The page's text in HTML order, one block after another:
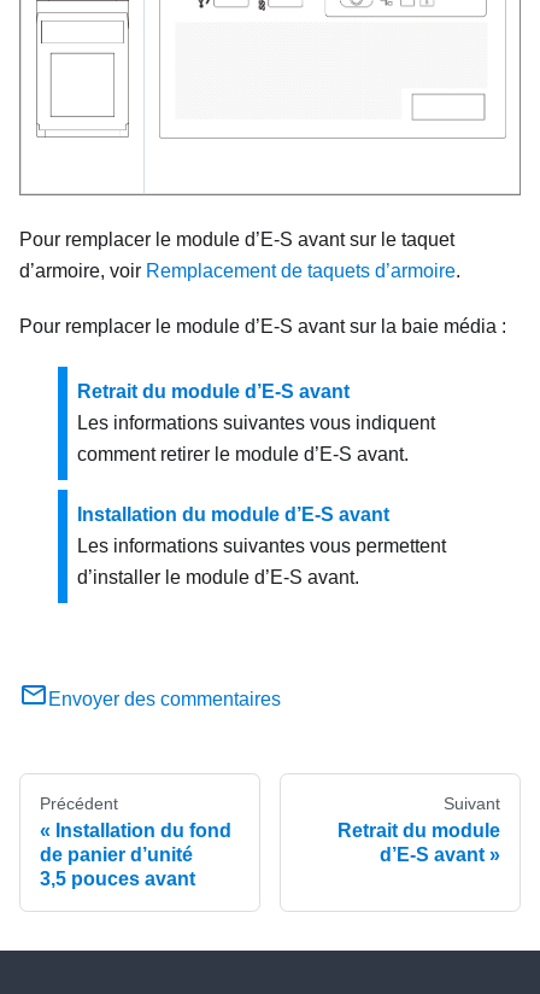
Pour remplacer le module d’E-S avant sur le taquet
d’armoire, voir Remplacement de taquets d’armoire.
Pour remplacer le module d’E-S avant sur la baie média :
Retrait du module d’E-S avant
Les informations suivantes vous indiquent
comment retirer le module d’E-S avant.
Installation du module d’E-S avant
Les informations suivantes vous permettent
d’installer le module d’E-S avant.
Envoyer des commentaires
Précédent
Installation du fond
de panier d’unité
3,5 pouces avant
Suivant
Retrait du module
d’E-S avant